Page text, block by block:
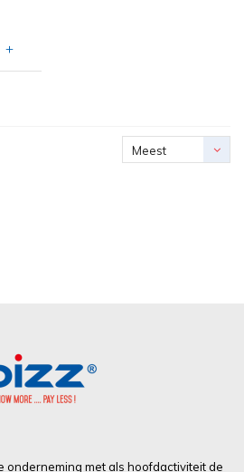
+
Meest
onderneming met als hoofdactiviteit de